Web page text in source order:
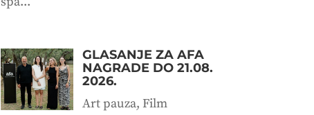
GLASANJE ZA AFA
NAGRADE DO 21.08.
2026.
Art pauza, Film